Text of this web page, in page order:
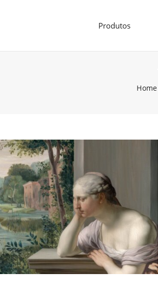
Produtos
Home